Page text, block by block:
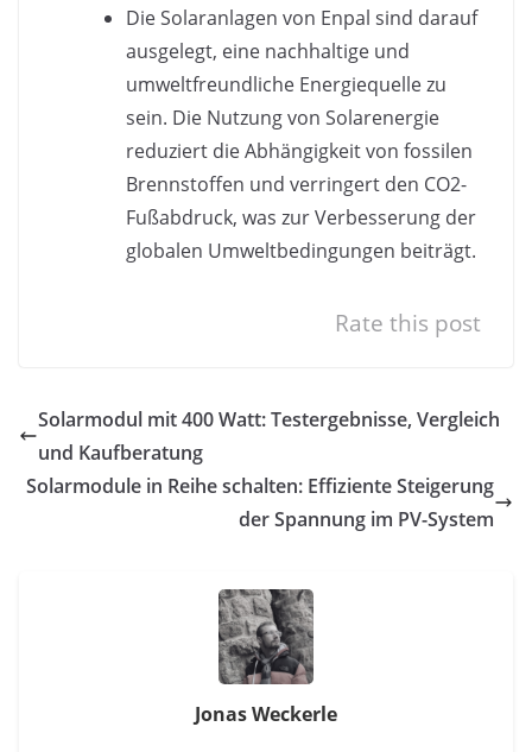
Die Solaranlagen von Enpal sind darauf
ausgelegt, eine nachhaltige und
umweltfreundliche Energiequelle zu
sein. Die Nutzung von Solarenergie
reduziert die Abhängigkeit von fossilen
Brennstoffen und verringert den CO2-
Fußabdruck, was zur Verbesserung der
globalen Umweltbedingungen beiträgt.
Rate this post
Solarmodul mit 400 Watt: Testergebnisse, Vergleich
und Kaufberatung
Solarmodule in Reihe schalten: Effiziente Steigerung
der Spannung im PV-System
Jonas Weckerle